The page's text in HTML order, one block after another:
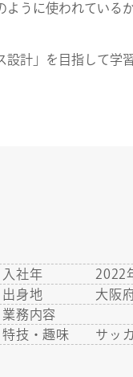
ように使われてい
設計」を目指して学
入社年
2022
出身地
大阪
業務内容
特技・趣味
サッ